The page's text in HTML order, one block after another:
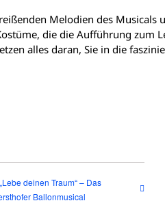
Melodien des Musicals
die die Aufführung zum
alles daran, Sie in die
„Lebe deinen Traum“ – Das
Ballonmusical